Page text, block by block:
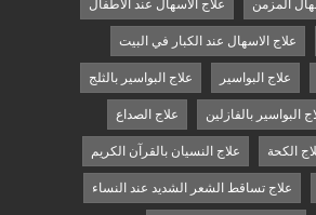
المزمن علاج الاسهال عند الأطفال
علاج الاسهال عند الكبار في البيت
علاج البواسير علاج البواسير بالثلج
البواسير بالفازلين علاج الصداع
الكحة علاج النسيان بالقرآن الكريم
علاج تساقط الشعر الشديد عند النساء